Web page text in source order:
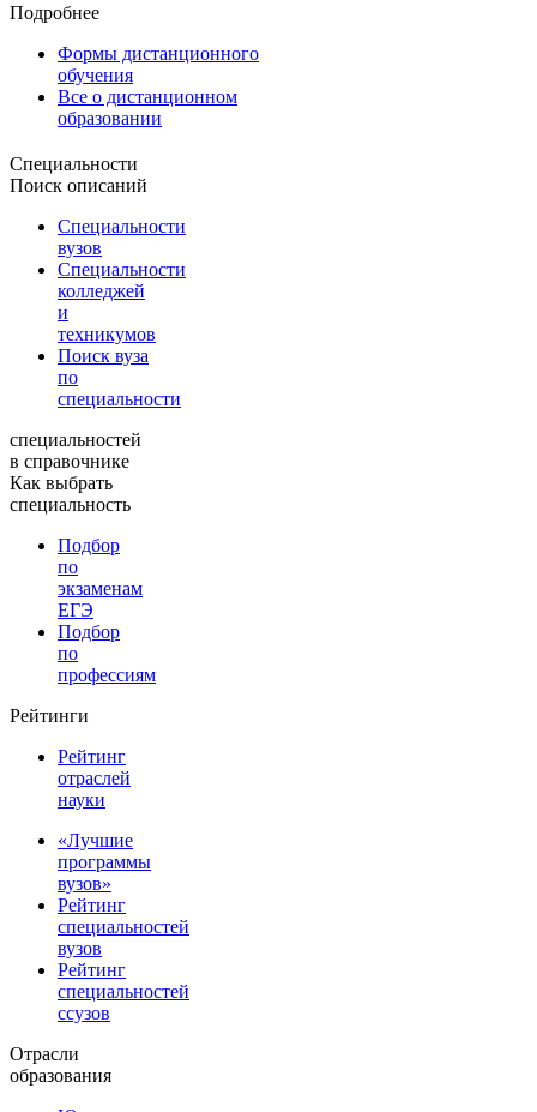
Подробнее
Формы дистанционного
обучения
Все о дистанционном
образовании
Специальности
Поиск описаний
Специальности
вузов
Специальности
колледжей
и
техникумов
Поиск вуза
по
специальности
специальностей
в справочнике
Как выбрать
специальность
Подбор
по
экзаменам
ЕГЭ
Подбор
по
профессиям
Рейтинги
Рейтинг
отраслей
науки
«Лучшие
программы
вузов»
Рейтинг
специальностей
вузов
Рейтинг
специальностей
ссузов
Отрасли
образования